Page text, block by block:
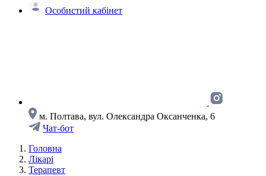
Особистий кабінет
м. Полтава, вул. Олександра Оксанченка, 6
Чат-бот
Головна
Лікарі
Терапевт